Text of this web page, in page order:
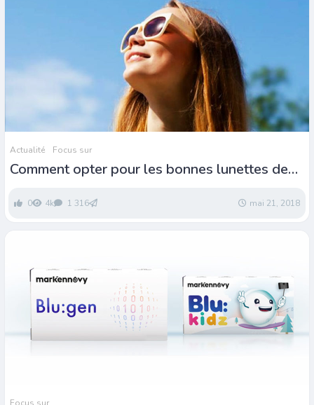
Actualité Focus sur
Comment opter pour les bonnes lunettes de
0 4k 1 316 mai 21, 2018